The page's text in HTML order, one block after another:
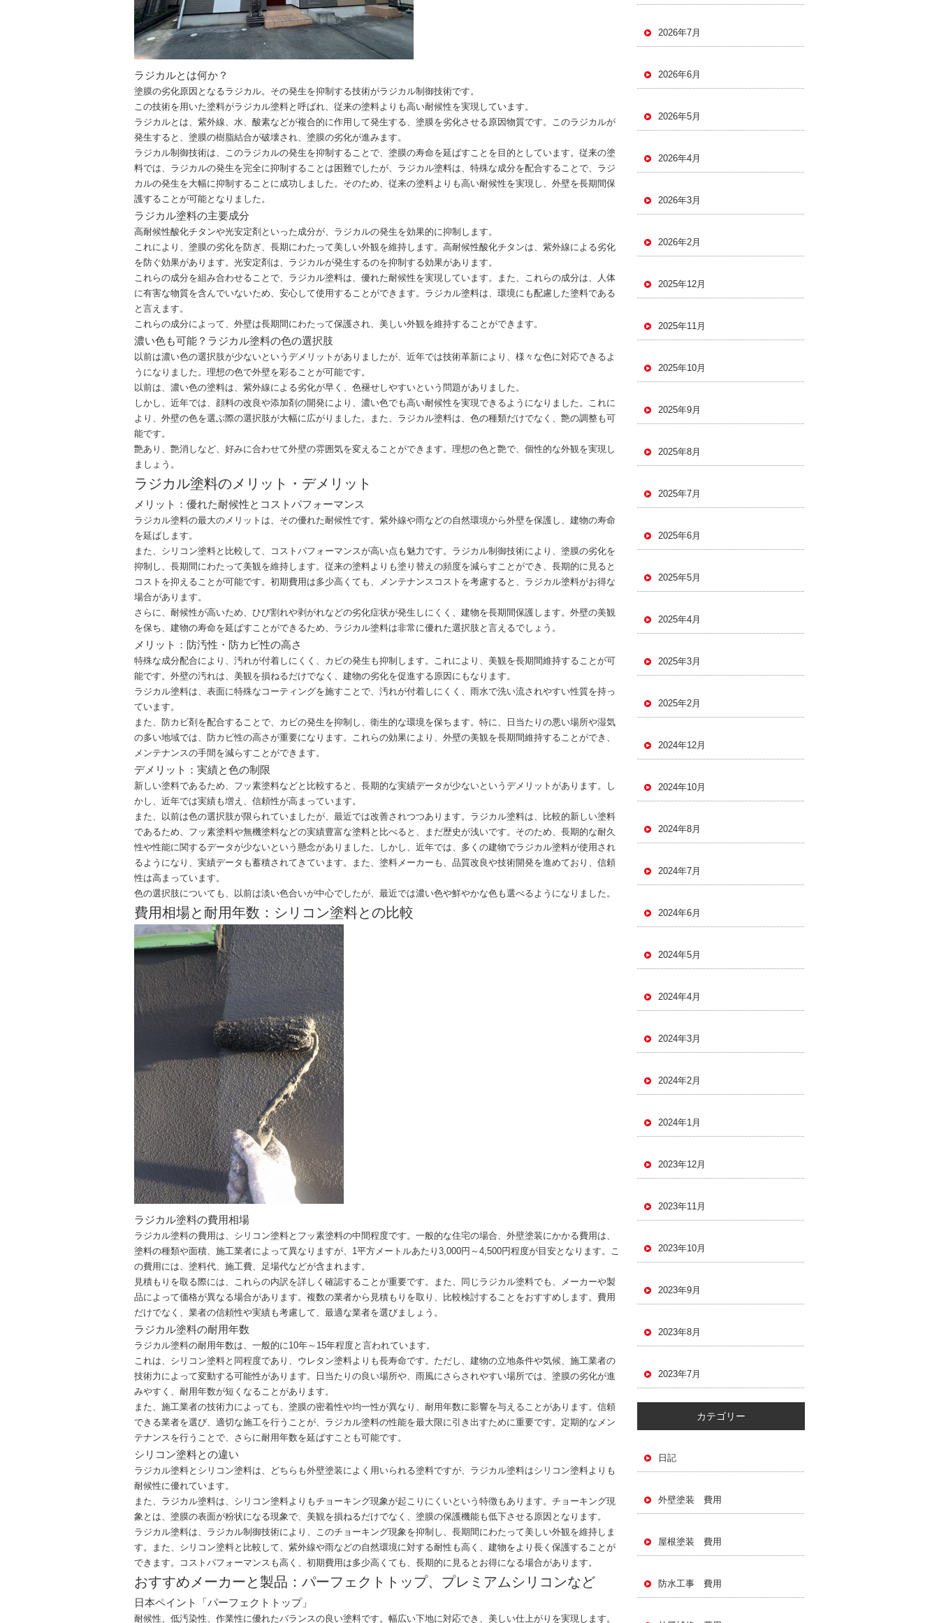
ラジカルとは何か？
塗膜の劣化原因となるラジカル。その発生を抑制する技術がラジカル制御技術です。
この技術を用いた塗料がラジカル塗料と呼ばれ、従来の塗料よりも高い耐候性を実現しています。
ラジカルとは、紫外線、水、酸素などが複合的に作用して発生する、塗膜を劣化させる原因物質です。このラジカルが
発生すると、塗膜の樹脂結合が破壊され、塗膜の劣化が進みます。
ラジカル制御技術は、このラジカルの発生を抑制することで、塗膜の寿命を延ばすことを目的としています。従来の塗
料では、ラジカルの発生を完全に抑制することは困難でしたが、ラジカル塗料は、特殊な成分を配合することで、ラジ
カルの発生を大幅に抑制することに成功しました。そのため、従来の塗料よりも高い耐候性を実現し、外壁を長期間保
護することが可能となりました。
ラジカル塗料の主要成分
高耐候性酸化チタンや光安定剤といった成分が、ラジカルの発生を効果的に抑制します。
これにより、塗膜の劣化を防ぎ、長期にわたって美しい外観を維持します。高耐候性酸化チタンは、紫外線による劣化
を防ぐ効果があります。光安定剤は、ラジカルが発生するのを抑制する効果があります。
これらの成分を組み合わせることで、ラジカル塗料は、優れた耐候性を実現しています。また、これらの成分は、人体
に有害な物質を含んでいないため、安心して使用することができます。ラジカル塗料は、環境にも配慮した塗料である
と言えます。
これらの成分によって、外壁は長期間にわたって保護され、美しい外観を維持することができます。
濃い色も可能？ラジカル塗料の色の選択肢
以前は濃い色の選択肢が少ないというデメリットがありましたが、近年では技術革新により、様々な色に対応できるよ
うになりました。理想の色で外壁を彩ることが可能です。
以前は、濃い色の塗料は、紫外線による劣化が早く、色褪せしやすいという問題がありました。
しかし、近年では、顔料の改良や添加剤の開発により、濃い色でも高い耐候性を実現できるようになりました。これに
より、外壁の色を選ぶ際の選択肢が大幅に広がりました。また、ラジカル塗料は、色の種類だけでなく、艶の調整も可
能です。
艶あり、艶消しなど、好みに合わせて外壁の雰囲気を変えることができます。理想の色と艶で、個性的な外観を実現し
ましょう。
ラジカル塗料のメリット・デメリット
メリット：優れた耐候性とコストパフォーマンス
ラジカル塗料の最大のメリットは、その優れた耐候性です。紫外線や雨などの自然環境から外壁を保護し、建物の寿命
を延ばします。
また、シリコン塗料と比較して、コストパフォーマンスが高い点も魅力です。ラジカル制御技術により、塗膜の劣化を
抑制し、長期間にわたって美観を維持します。従来の塗料よりも塗り替えの頻度を減らすことができ、長期的に見ると
コストを抑えることが可能です。初期費用は多少高くても、メンテナンスコストを考慮すると、ラジカル塗料がお得な
場合があります。
さらに、耐候性が高いため、ひび割れや剥がれなどの劣化症状が発生しにくく、建物を長期間保護します。外壁の美観
を保ち、建物の寿命を延ばすことができるため、ラジカル塗料は非常に優れた選択肢と言えるでしょう。
メリット：防汚性・防カビ性の高さ
特殊な成分配合により、汚れが付着しにくく、カビの発生も抑制します。これにより、美観を長期間維持することが可
能です。外壁の汚れは、美観を損ねるだけでなく、建物の劣化を促進する原因にもなります。
ラジカル塗料は、表面に特殊なコーティングを施すことで、汚れが付着しにくく、雨水で洗い流されやすい性質を持っ
ています。
また、防カビ剤を配合することで、カビの発生を抑制し、衛生的な環境を保ちます。特に、日当たりの悪い場所や湿気
の多い地域では、防カビ性の高さが重要になります。これらの効果により、外壁の美観を長期間維持することができ、
メンテナンスの手間を減らすことができます。
デメリット：実績と色の制限
新しい塗料であるため、フッ素塗料などと比較すると、長期的な実績データが少ないというデメリットがあります。し
かし、近年では実績も増え、信頼性が高まっています。
また、以前は色の選択肢が限られていましたが、最近では改善されつつあります。ラジカル塗料は、比較的新しい塗料
であるため、フッ素塗料や無機塗料などの実績豊富な塗料と比べると、まだ歴史が浅いです。そのため、長期的な耐久
性や性能に関するデータが少ないという懸念がありました。しかし、近年では、多くの建物でラジカル塗料が使用され
るようになり、実績データも蓄積されてきています。また、塗料メーカーも、品質改良や技術開発を進めており、信頼
性は高まっています。
色の選択肢についても、以前は淡い色合いが中心でしたが、最近では濃い色や鮮やかな色も選べるようになりました。
費用相場と耐用年数：シリコン塗料との比較
ラジカル塗料の費用相場
ラジカル塗料の費用は、シリコン塗料とフッ素塗料の中間程度です。一般的な住宅の場合、外壁塗装にかかる費用は、
塗料の種類や面積、施工業者によって異なりますが、1平方メートルあたり3,000円～4,500円程度が目安となります。こ
の費用には、塗料代、施工費、足場代などが含まれます。
見積もりを取る際には、これらの内訳を詳しく確認することが重要です。また、同じラジカル塗料でも、メーカーや製
品によって価格が異なる場合があります。複数の業者から見積もりを取り、比較検討することをおすすめします。費用
だけでなく、業者の信頼性や実績も考慮して、最適な業者を選びましょう。
ラジカル塗料の耐用年数
ラジカル塗料の耐用年数は、一般的に10年～15年程度と言われています。
これは、シリコン塗料と同程度であり、ウレタン塗料よりも長寿命です。ただし、建物の立地条件や気候、施工業者の
技術力によって変動する可能性があります。日当たりの良い場所や、雨風にさらされやすい場所では、塗膜の劣化が進
みやすく、耐用年数が短くなることがあります。
また、施工業者の技術力によっても、塗膜の密着性や均一性が異なり、耐用年数に影響を与えることがあります。信頼
できる業者を選び、適切な施工を行うことが、ラジカル塗料の性能を最大限に引き出すために重要です。定期的なメン
テナンスを行うことで、さらに耐用年数を延ばすことも可能です。
シリコン塗料との違い
ラジカル塗料とシリコン塗料は、どちらも外壁塗装によく用いられる塗料ですが、ラジカル塗料はシリコン塗料よりも
耐候性に優れています。
また、ラジカル塗料は、シリコン塗料よりもチョーキング現象が起こりにくいという特徴もあります。チョーキング現
象とは、塗膜の表面が粉状になる現象で、美観を損ねるだけでなく、塗膜の保護機能も低下させる原因となります。
ラジカル塗料は、ラジカル制御技術により、このチョーキング現象を抑制し、長期間にわたって美しい外観を維持しま
す。また、シリコン塗料と比較して、紫外線や雨などの自然環境に対する耐性も高く、建物をより長く保護することが
できます。コストパフォーマンスも高く、初期費用は多少高くても、長期的に見るとお得になる場合があります。
おすすめメーカーと製品：パーフェクトトップ、プレミアムシリコンなど
日本ペイント「パーフェクトトップ」
耐候性、低汚染性、作業性に優れたバランスの良い塗料です。幅広い下地に対応でき、美しい仕上がりを実現します。
2026年7月
2026年6月
2026年5月
2026年4月
2026年3月
2026年2月
2025年12月
2025年11月
2025年10月
2025年9月
2025年8月
2025年7月
2025年6月
2025年5月
2025年4月
2025年3月
2025年2月
2024年12月
2024年10月
2024年8月
2024年7月
2024年6月
2024年5月
2024年4月
2024年3月
2024年2月
2024年1月
2023年12月
2023年11月
2023年10月
2023年9月
2023年8月
2023年7月
カテゴリー
日記
外壁塗装 費用
屋根塗装 費用
防水工事 費用